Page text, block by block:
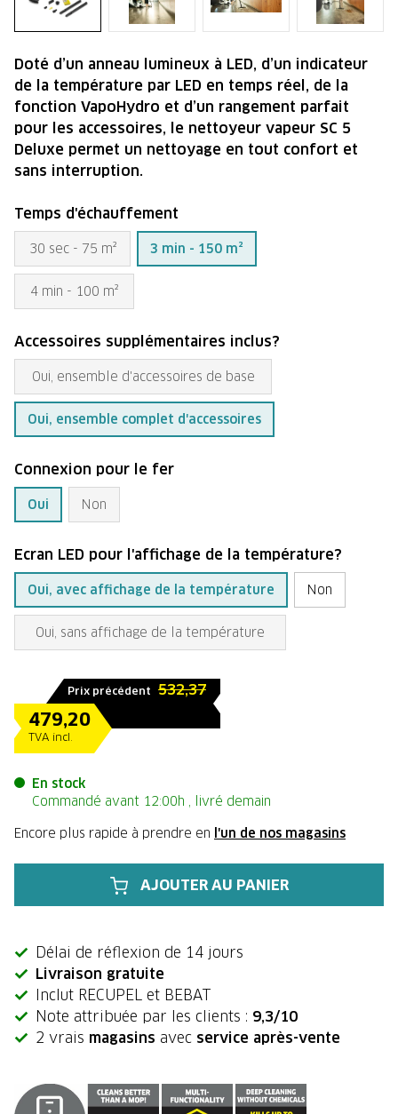
Temps d'échauffement
30 sec - 75 m² 3 min - 150 m²
4 min - 100 m²
Accessoires supplémentaires inclus?
Oui, ensemble d'accessoires de base
Oui, ensemble complet d'accessoires
Connexion pour le fer
Oui Non
Ecran LED pour l'affichage de la température?
Oui, avec affichage de la température Non
Oui, sans affichage de la température
Prix précédent 532,37
479,20
TVA incl.
En stock
Commandé avant 12:00h , livré demain
Encore plus rapide à prendre en l'un de nos magasins
AJOUTER AU PANIER
Délai de réflexion de 14 jours
Livraison gratuite
Inclut RECUPEL et BEBAT
Note attribuée par les clients : 9,3/10
2 vrais magasins avec service après-vente
Doté d’un anneau lumineux à LED, d’un indicateur
de la température par LED en temps réel, de la
fonction VapoHydro et d’un rangement parfait
pour les accessoires, le nettoyeur vapeur SC 5
Deluxe permet un nettoyage en tout confort et
sans interruption.